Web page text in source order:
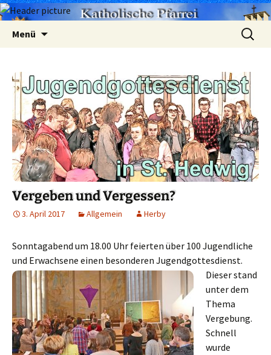
Menü
Suchen
nach:
Vergeben und Vergessen?
3. April 2017 Allgemein Herby
Sonntagabend um 18.00 Uhr feierten über 100 Jugendliche
und Erwachsene einen besonderen Jugendgottesdienst.
Dieser stand
unter dem
Thema
Vergebung.
Schnell
wurde